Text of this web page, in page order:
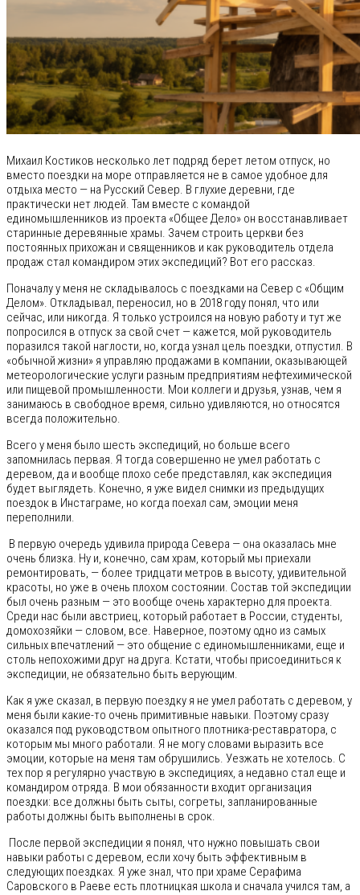
Михаил Костиков несколько лет подряд берет летом отпуск, но
вместо поездки на море отправляется не в самое удобное для
отдыха место — на Русский Север. В глухие деревни, где
практически нет людей. Там вместе с командой
единомышленников из проекта «Общее Дело» он восстанавливает
старинные деревянные храмы. Зачем строить церкви без
постоянных прихожан и священников и как руководитель отдела
продаж стал командиром этих экспедиций? Вот его рассказ.
Поначалу у меня не складывалось с поездками на Север с «Общим
Делом». Откладывал, переносил, но в 2018 году понял, что или
сейчас, или никогда. Я только устроился на новую работу и тут же
попросился в отпуск за свой счет — кажется, мой руководитель
поразился такой наглости, но, когда узнал цель поездки, отпустил. В
«обычной жизни» я управляю продажами в компании, оказывающей
метеорологические услуги разным предприятиям нефтехимической
или пищевой промышленности. Мои коллеги и друзья, узнав, чем я
занимаюсь в свободное время, сильно удивляются, но относятся
всегда положительно.
Всего у меня было шесть экспедиций, но больше всего
запомнилась первая. Я тогда совершенно не умел работать с
деревом, да и вообще плохо себе представлял, как экспедиция
будет выглядеть. Конечно, я уже видел снимки из предыдущих
поездок в Инстаграме, но когда поехал сам, эмоции меня
переполнили.
В первую очередь удивила природа Севера — она оказалась мне
очень близка. Ну и, конечно, сам храм, который мы приехали
ремонтировать, — более тридцати метров в высоту, удивительной
красоты, но уже в очень плохом состоянии. Состав той экспедиции
был очень разным — это вообще очень характерно для проекта.
Среди нас были австриец, который работает в России, студенты,
домохозяйки — словом, все. Наверное, поэтому одно из самых
сильных впечатлений — это общение с единомышленниками, еще и
столь непохожими друг на друга. Кстати, чтобы присоединиться к
экспедиции, не обязательно быть верующим.
Как я уже сказал, в первую поездку я не умел работать с деревом, у
меня были какие-то очень примитивные навыки. Поэтому сразу
оказался под руководством опытного плотника-реставратора, с
которым мы много работали. Я не могу словами выразить все
эмоции, которые на меня там обрушились. Уезжать не хотелось. С
тех пор я регулярно участвую в экспедициях, а недавно стал еще и
командиром отряда. В мои обязанности входит организация
поездки: все должны быть сыты, согреты, запланированные
работы должны быть выполнены в срок.
После первой экспедиции я понял, что нужно повышать свои
навыки работы с деревом, если хочу быть эффективным в
следующих поездках. Я уже знал, что при храме Серафима
Саровского в Раеве есть плотницкая школа и сначала учился там, а